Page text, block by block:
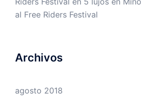
al Free Riders Festival
Archivos
agosto 2018